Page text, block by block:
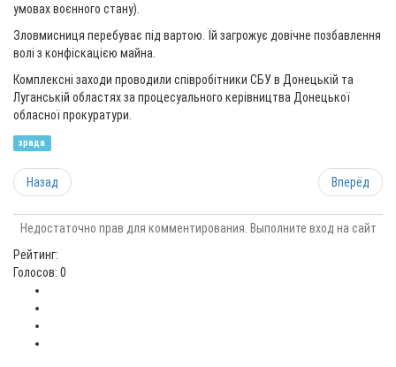
умовах воєнного стану).
Зловмисниця перебуває під вартою. Їй загрожує довічне позбавлення
волі з конфіскацією майна.
Комплексні заходи проводили співробітники СБУ в Донецькій та
Луганській областях за процесуального керівництва Донецької
обласної прокуратури.
зрада
Назад Вперёд
Недостаточно прав для комментирования. Выполните вход на сайт
Рейтинг:
Голосов: 0